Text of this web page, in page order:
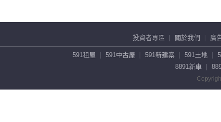
投資者專區 關於我們 廣
591租屋 591中古屋 591新建案 591土地
8891新車